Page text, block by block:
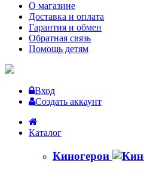
О магазине
Доставка и оплата
Гарантия и обмен
Обратная связь
Помощь детям
Вход
Создать аккаунт
Каталог
Киногерои